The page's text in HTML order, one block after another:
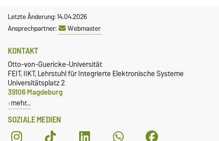
Letzte Änderung: 14.04.2026
Ansprechpartner:
Webmaster
SOZIALE MEDIEN
KONTAKT
Otto-von-Guericke-Universität
FEIT, IIKT, Lehrstuhl für Integrierte Elektronische Systeme
Universitätsplatz 2
39106 Magdeburg
mehr…